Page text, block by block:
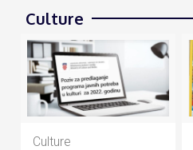
Culture
Culture